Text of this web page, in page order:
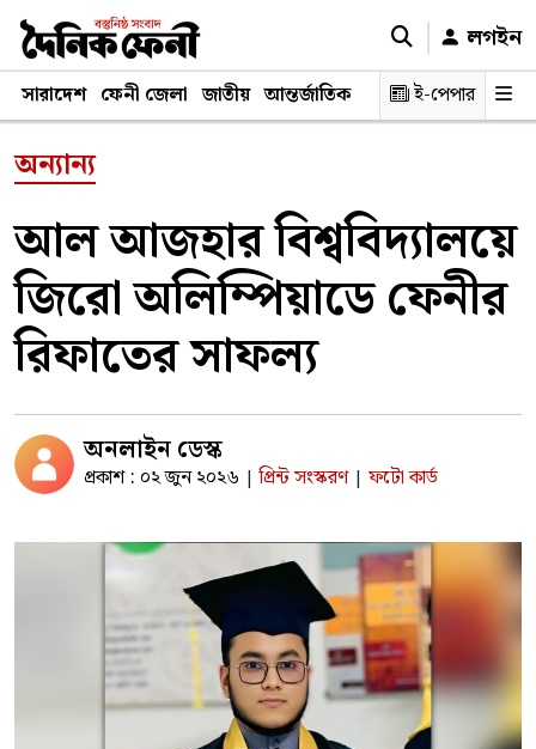
লগইন
সারাদেশ ফেনী জেলা জাতীয় আন্তর্জাতিক রাজনীতি স্বাস্থ্য শিক্ষা
ই-পেপার
অন্যান্য
আল আজহার বিশ্ববিদ্যালয়ে
জিরো অলিম্পিয়াডে ফেনীর
রিফাতের সাফল্য
অনলাইন ডেস্ক
প্রকাশ : ০২ জুন ২০২৬ | প্রিন্ট সংস্করণ | ফটো কার্ড